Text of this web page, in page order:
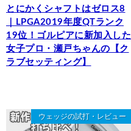
とにかくシャフトはゼロス8
｜LPGA2019年度QTランク
19位！ゴルピアに新加入した
女子プロ・瀬戸ちゃんの【ク
ラブセッティング】
ウェッジの試打・レビュー